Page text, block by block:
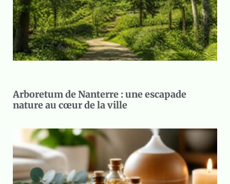
Arboretum de Nanterre : une escapade
nature au cœur de la ville